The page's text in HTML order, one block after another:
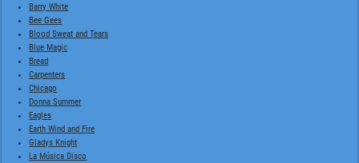
Barry White
Bee Gees
Blood Sweat and Tears
Blue Magic
Bread
Carpenters
Chicago
Donna Summer
Eagles
Earth Wind and Fire
Gladys Knight
La Música Disco